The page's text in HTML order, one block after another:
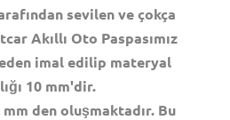
sevilen ve çokça
Akıllı Oto Paspasımız
imal edilip materyal
10 mm'dir.
den oluşmaktadır. Bu